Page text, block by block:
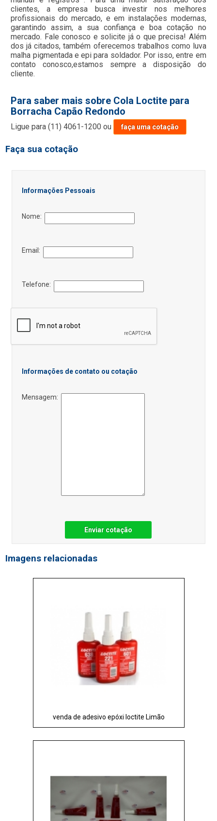
clientes, a empresa busca investir nos melhores
profissionais do mercado, e em instalações modernas,
garantindo assim, a sua confiança e boa cotação no
mercado. Fale conosco e solicite já o que precisa! Além
dos já citados, também oferecemos trabalhos como luva
malha pigmentada e epi para soldador. Por isso, entre em
contato conosco,estamos sempre a disposição do
cliente.
Para saber mais sobre Cola Loctite para
Borracha Capão Redondo
Ligue para(11) 4061-1200 ou faça uma cotação
Faça sua cotação
Informações Pessoais
Nome:
Email:
Telefone:
Informações de contato ou cotação
Mensagem:
Enviar cotação
Imagens relacionadas
venda de adesivo epóxi loctite Limão